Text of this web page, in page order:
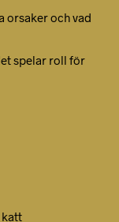
orsaker och vad
spelar roll för